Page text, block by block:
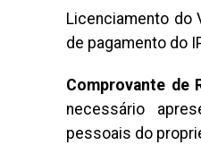
Licenciamento do
de pagamento do
Comprovante de
necessário
pessoais do